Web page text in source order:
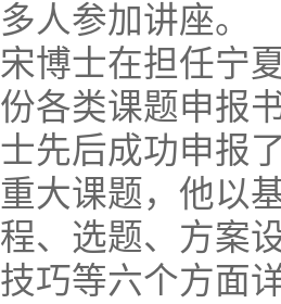
多人参加讲座。
宋博士在担任宁
份各类课题申报
士先后成功申报
重大课题，他以
程、选题、方案
技巧等六个方面